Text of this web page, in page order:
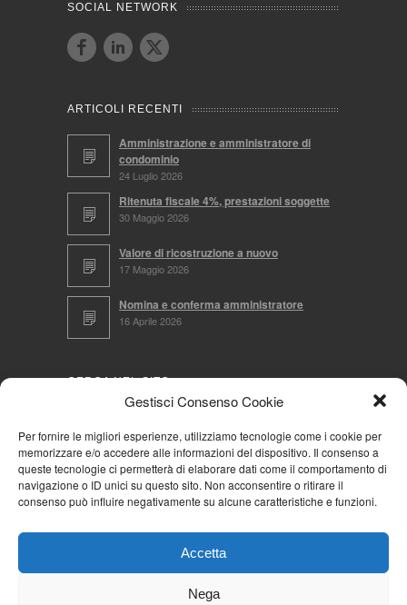
Gestisci Consenso Cookie
Per fornire le migliori esperienze, utilizziamo tecnologie come i cookie per
memorizzare e/o accedere alle informazioni del dispositivo. Il consenso a
queste tecnologie ci permetterà di elaborare dati come il comportamento di
navigazione o ID unici su questo sito. Non acconsentire o ritirare il
consenso può influire negativamente su alcune caratteristiche e funzioni.
Accetta
Nega
SOCIAL NETWORK
ARTICOLI RECENTI
Amministrazione e amministratore di
condominio
24 Luglio 2026
Ritenuta fiscale 4%, prestazioni soggette
30 Maggio 2026
Valore di ricostruzione a nuovo
17 Maggio 2026
Nomina e conferma amministratore
16 Aprile 2026
CERCA NEL SITO
NAVIGA PER
Mappa completa
Cookie Policy (UE)
Iscriviti alla Community AziendaCondominio